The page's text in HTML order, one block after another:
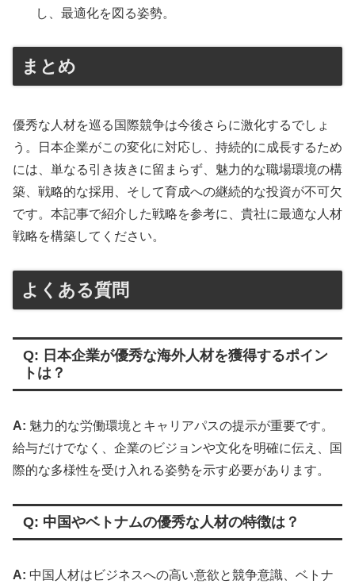
し、最適化を図る姿勢。
まとめ
優秀な人材を巡る国際競争は今後さらに激化するでしょ
う。日本企業がこの変化に対応し、持続的に成長するため
には、単なる引き抜きに留まらず、魅力的な職場環境の構
築、戦略的な採用、そして育成への継続的な投資が不可欠
です。本記事で紹介した戦略を参考に、貴社に最適な人材
戦略を構築してください。
よくある質問
Q: 日本企業が優秀な海外人材を獲得するポイン
トは？
A: 魅力的な労働環境とキャリアパスの提示が重要です。
給与だけでなく、企業のビジョンや文化を明確に伝え、国
際的な多様性を受け入れる姿勢を示す必要があります。
Q: 中国やベトナムの優秀な人材の特徴は？
A: 中国人材はビジネスへの高い意欲と競争意識、ベトナ